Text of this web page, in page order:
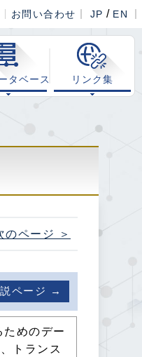
タベース リンク集
お問い合わせ JP / EN
のページ ＞
めのデー
トランス
ページ →